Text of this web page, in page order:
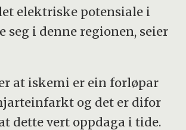
elektriske potensiale i
seg i denne regionen, seier
at iskemi er ein forløpar
og det er difor
dette vert oppdaga i tide.